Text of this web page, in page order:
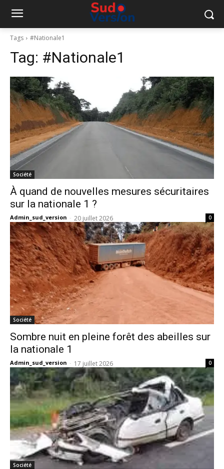
Tags #Nationale1
Tag: #Nationale1
Société
À quand de nouvelles mesures sécuritaires
sur la nationale 1 ?
Admin_sud_version - 20 juillet 2026 0
Société
Sombre nuit en pleine forêt des abeilles sur
la nationale 1
Admin_sud_version - 17 juillet 2026 0
Société